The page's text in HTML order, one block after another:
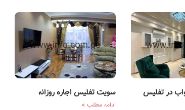
در تفلیس سويت تفليس اجاره روزانه
ادامه مطلب »